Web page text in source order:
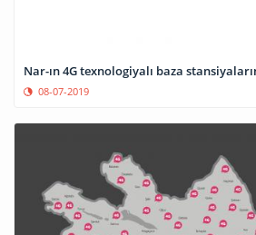
Nar-ın 4G texnologiyalı baza
08-07-2019